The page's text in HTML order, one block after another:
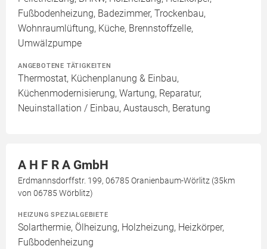
Fußbodenheizung, Badezimmer, Trockenbau,
Wohnraumlüftung, Küche, Brennstoffzelle,
Umwälzpumpe
ANGEBOTENE TÄTIGKEITEN
Thermostat, Küchenplanung & Einbau,
Küchenmodernisierung, Wartung, Reparatur,
Neuinstallation / Einbau, Austausch, Beratung
A H F R A GmbH
Erdmannsdorffstr. 199, 06785 Oranienbaum-Wörlitz (35km
von 06785 Wörblitz)
HEIZUNG SPEZIALGEBIETE
Solarthermie, Ölheizung, Holzheizung, Heizkörper,
Fußbodenheizung